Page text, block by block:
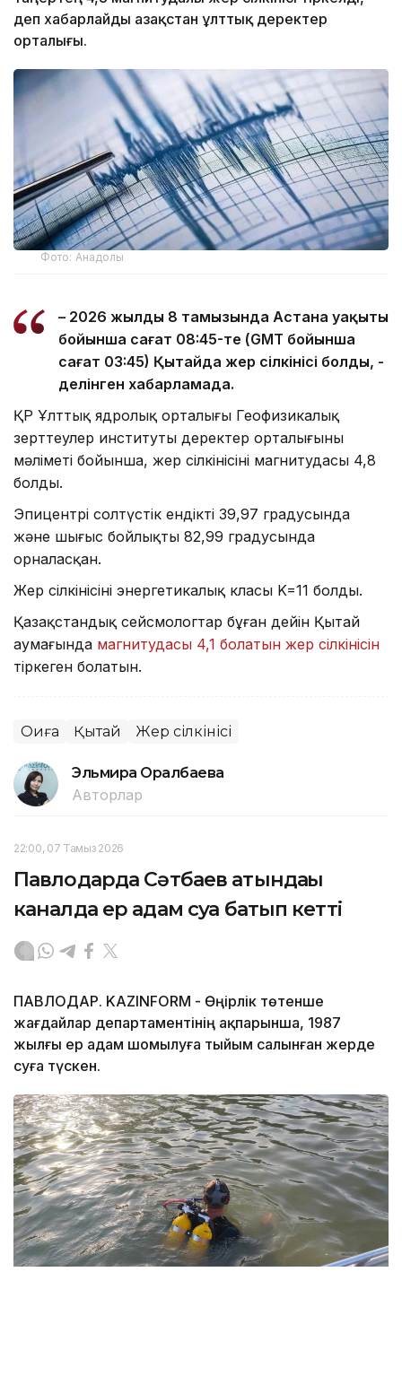
деп хабарлайды Қазақстан ұлттық деректер
орталығы.
Фото: Анадолы
– 2026 жылдың 8 тамызында Астана уақыты
бойынша сағат 08:45-те (GMT бойынша
сағат 03:45) Қытайда жер сілкінісі болды, -
делінген хабарламада.
ҚР Ұлттық ядролық орталығы Геофизикалық
зерттеулер институты деректер орталығының
мәліметі бойынша, жер сілкінісінің магнитудасы 4,8
болды.
Эпицентрі солтүстік ендіктің 39,97 градусында
және шығыс бойлықтың 82,99 градусында
орналасқан.
Жер сілкінісінің энергетикалық класы K=11 болды.
Қазақстандық сейсмологтар бұған дейін Қытай
аумағында магнитудасы 4,1 болатын жер сілкінісін
тіркеген болатын.
Оқиға Қытай Жер сілкінісі
Эльмира Оралбаева
Авторлар
22:00, 07 Тамыз 2026
Павлодарда Сәтбаев атындағы
каналда ер адам суға батып кетті
ПАВЛОДАР. KAZINFORM - Өңірлік төтенше
жағдайлар департаментінің ақпарынша, 1987
жылғы ер адам шомылуға тыйым салынған жерде
суға түскен.